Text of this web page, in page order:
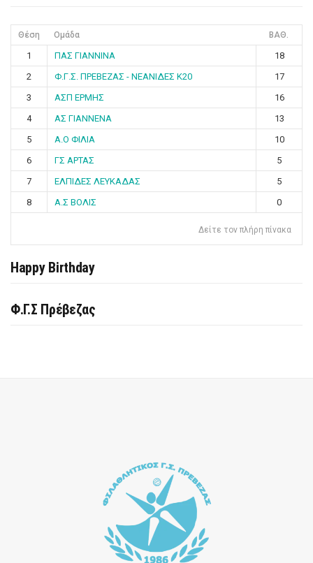
Θέση Ομάδα ΒΑΘ.
1 ΠΑΣ ΓΙΑΝΝΙΝΑ
18
2
Φ.Γ.Σ. ΠΡΕΒΕΖΑΣ - ΝΕΑΝΙΔΕΣ Κ20
17
3
ΑΣΠ ΕΡΜΗΣ
16
4
ΑΣ ΓΙΑΝΝΕΝΑ
13
5
Α.Ο ΦΙΛΙΑ
10
6
ΓΣ ΑΡΤΑΣ
5
7
ΕΛΠΙΔΕΣ ΛΕΥΚΑΔΑΣ
5
8
Α.Σ ΒΟΛΙΣ 0
Δείτε τον πλήρη πίνακα
Happy Birthday
Φ.Γ.Σ Πρέβεζας